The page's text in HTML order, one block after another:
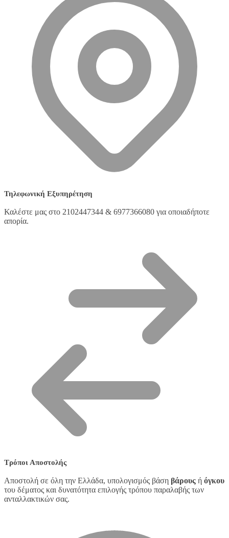
Τηλεφωνική Εξυπηρέτηση
Καλέστε μας στο 2102447344 & 6977366080 για οποιαδήποτε
απορία.
Τρόποι Αποστολής
Αποστολή σε όλη την Ελλάδα, υπολογισμός βάση βάρους ή όγκου
του δέματος και δυνατότητα επιλογής τρόπου παραλαβής των
ανταλλακτικών σας.